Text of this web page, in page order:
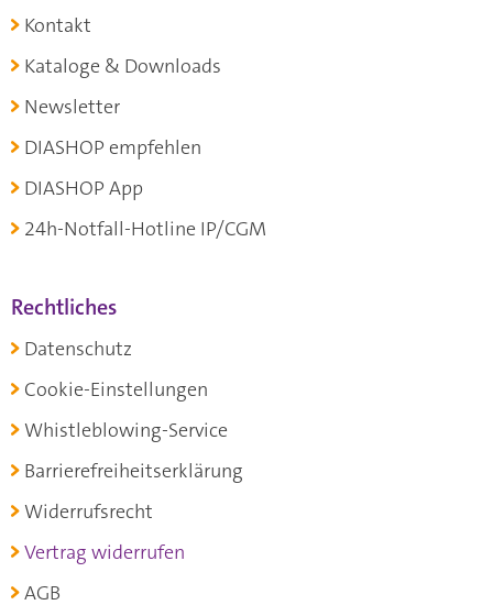
Kontakt
Kataloge & Downloads
Newsletter
DIASHOP empfehlen
DIASHOP App
24h-Notfall-Hotline IP/CGM
Rechtliches
Datenschutz
Cookie-Einstellungen
Whistleblowing-Service
Barrierefreiheitserklärung
Widerrufsrecht
Vertrag widerrufen
AGB